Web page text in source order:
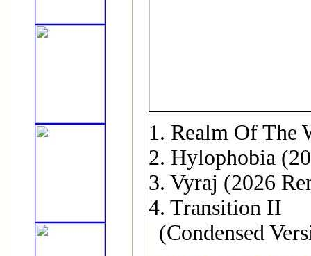
1. Realm Of The
2. Hylophobia
3. Vyraj (2026
4. Transition II
(Condensed